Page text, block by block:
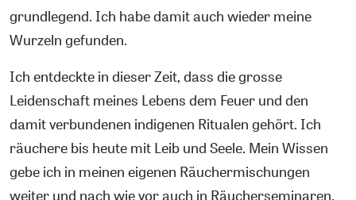
grundlegend. Ich habe damit auch wieder meine
Wurzeln gefunden.
Ich entdeckte in dieser Zeit, dass die grosse
Leidenschaft meines Lebens dem Feuer und den
damit verbundenen indigenen Ritualen gehört. Ich
räuchere bis heute mit Leib und Seele. Mein Wissen
gebe ich in meinen eigenen Räuchermischungen
weiter und nach wie vor auch in Räucherseminaren.